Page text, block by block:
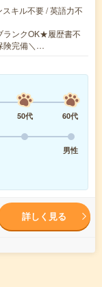
キル不要 / 英語力不
ランクOK★履歴書不
険完備＼…
50代
60代
男性
詳しく見る